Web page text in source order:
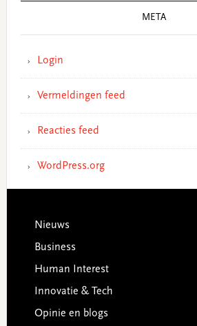
META
Login
Vermeldingen feed
Reacties feed
WordPress.org
Footer
Nieuws
Business
Human Interest
Innovatie & Tech
Opinie en blogs